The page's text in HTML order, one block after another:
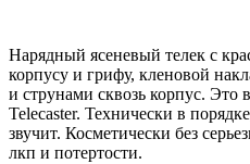
Нарядный ясеневый телек с
корпусу и грифу, кленовой
и струнами сквозь корпус. Это
Telecaster. Технически в
звучит. Косметически без
лкп и потертости.